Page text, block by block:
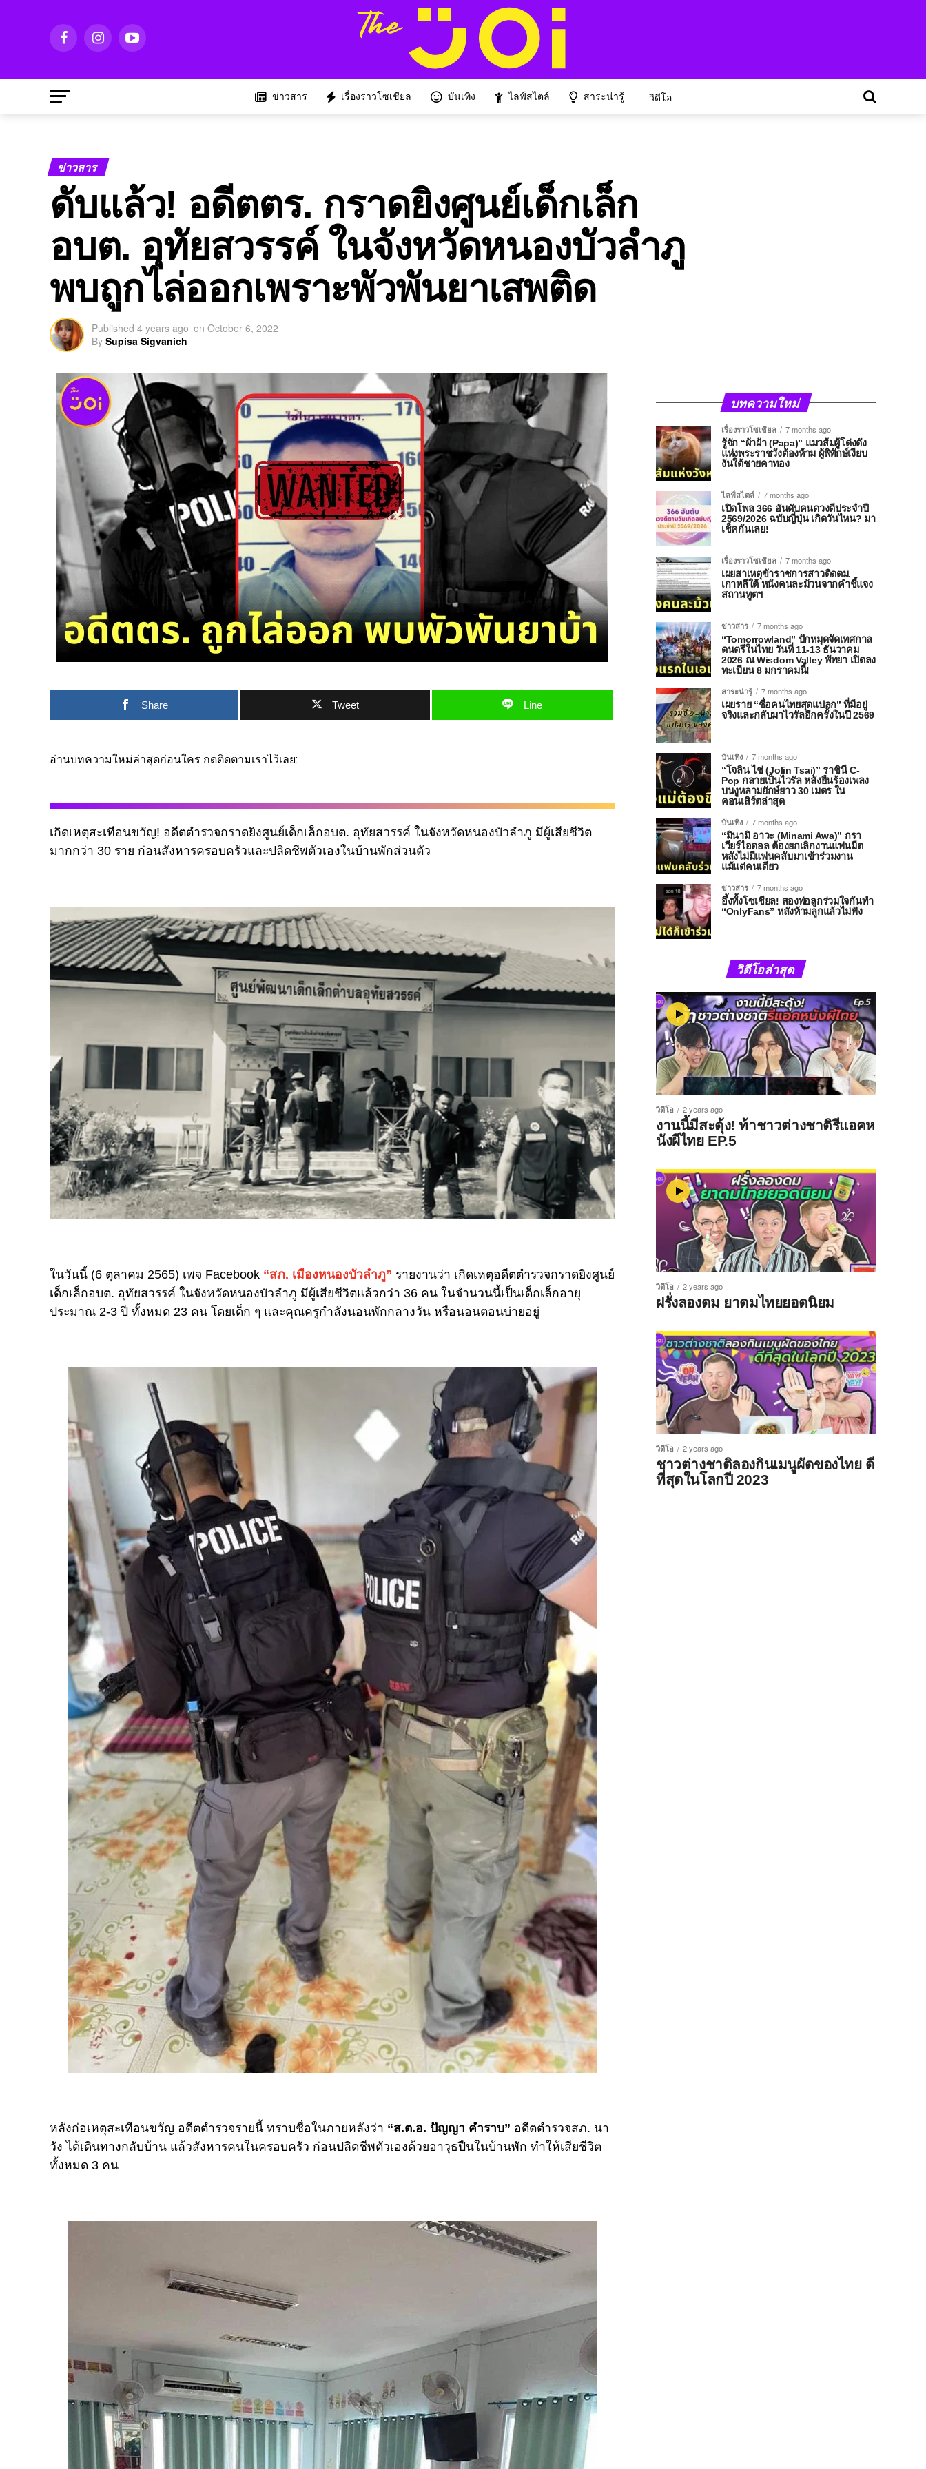
ข่าวสาร เรื่องราวโซเชียล บันเทิง ไลฟ์สไตล์ สาระน่ารู้ วิดีโอ
ข่าวสาร
ดับแล้ว! อดีตตร. กราดยิงศูนย์เด็กเล็ก
อบต. อุทัยสวรรค์ ในจังหวัดหนองบัวลำภู
พบถูกไล่ออกเพราะพัวพันยาเสพติด
Published 4 years ago on October 6, 2022
By Supisa Sigvanich
Share Tweet Line
อ่านบทความใหม่ล่าสุดก่อนใคร กดติดตามเราไว้เลย:
เกิดเหตุสะเทือนขวัญ! อดีตตำรวจกราดยิงศูนย์เด็กเล็กอบต. อุทัยสวรรค์ ในจังหวัดหนองบัวลำภู มีผู้เสียชีวิต
มากกว่า 30 ราย ก่อนสังหารครอบครัวและปลิดชีพตัวเองในบ้านพักส่วนตัว
ในวันนี้ (6 ตุลาคม 2565) เพจ Facebook “สภ. เมืองหนองบัวลำภู” รายงานว่า เกิดเหตุอดีตตำรวจกราดยิงศูนย์
เด็กเล็กอบต. อุทัยสวรรค์ ในจังหวัดหนองบัวลำภู มีผู้เสียชีวิตแล้วกว่า 36 คน ในจำนวนนี้เป็นเด็กเล็กอายุ
ประมาณ 2-3 ปี ทั้งหมด 23 คน โดยเด็ก ๆ และคุณครูกำลังนอนพักกลางวัน หรือนอนตอนบ่ายอยู่
หลังก่อเหตุสะเทือนขวัญ อดีตตำรวจรายนี้ ทราบชื่อในภายหลังว่า “ส.ต.อ. ปัญญา คำราบ” อดีตตำรวจสภ. นา
วัง ได้เดินทางกลับบ้าน แล้วสังหารคนในครอบครัว ก่อนปลิดชีพตัวเองด้วยอาวุธปืนในบ้านพัก ทำให้เสียชีวิต
ทั้งหมด 3 คน
บทความใหม่
เรื่องราวโซเชียล
7 months ago
รู้จัก “ผ้าผ้า (Papa)” แมวส้มผู้โด่งดัง
แห่งพระราชวังต้องห้าม ผู้พิทักษ์เงียบ
งันใต้ชายคาทอง
ไลฟ์สไตล์
7 months ago
เปิดโพล 366 อันดับคนดวงดีประจำปี
2569/2026 ฉบับญี่ปุ่น เกิดวันไหน? มา
เช็คกันเลย!
เรื่องราวโซเชียล
7 months ago
เผยสาเหตุข้าราชการสาวติดตม.
เกาหลีใต้ หนังคนละม้วนจากคำชี้แจง
สถานทูตฯ
ข่าวสาร
7 months ago
“Tomorrowland” ปักหมุดจัดเทศกาล
ดนตรีในไทย วันที่ 11-13 ธันวาคม
2026 ณ Wisdom Valley พัทยา เปิดลง
ทะเบียน 8 มกราคมนี้!
สาระน่ารู้
7 months ago
เผยราย “ชื่อคนไทยสุดแปลก” ที่มีอยู่
จริงและกลับมาไวรัลอีกครั้งในปี 2569
บันเทิง
7 months ago
“โจลิน ไช่ (Jolin Tsai)” ราชินี C-
Pop กลายเป็นไวรัล หลังยืนร้องเพลง
บนงูหลามยักษ์ยาว 30 เมตร ใน
คอนเสิร์ตล่าสุด
บันเทิง
7 months ago
“มินามิ อาวะ (Minami Awa)” กรา
เวียร์ไอดอล ต้องยกเลิกงานแฟนมีต
หลังไม่มีแฟนคลับมาเข้าร่วมงาน
แม้แต่คนเดียว
ข่าวสาร
7 months ago
อึ้งทั้งโซเชียล! สองพ่อลูกร่วมใจกันทำ
“OnlyFans” หลังห้ามลูกแล้วไม่ฟัง
วิดีโอล่าสุด
วิดีโอ 2 years ago
งานนี้มีสะดุ้ง! ท้าชาวต่างชาติรีแอคห
นังผีไทย EP.5
วิดีโอ 2 years ago
ฝรั่งลองดม ยาดมไทยยอดนิยม
วิดีโอ 2 years ago
ชาวต่างชาติลองกินเมนูผัดของไทย ดี
ที่สุดในโลกปี 2023